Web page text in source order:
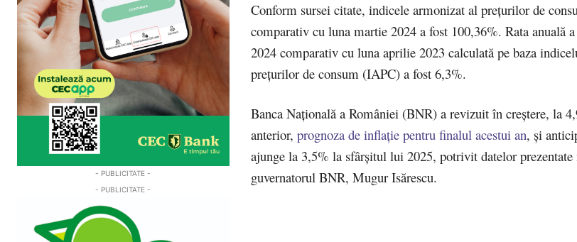
- PUBLICITATE -
- PUBLICITATE -
Conform sursei citate, indicele armonizat al preţurilor de
comparativ cu luna martie 2024 a fost 100,36%. Rata anuală
2024 comparativ cu luna aprilie 2023 calculată pe baza
preţurilor de consum (IAPC) a fost 6,3%.
Banca Naţională a României (BNR) a revizuit în creştere, la
anterior, prognoza de inflaţie pentru finalul acestui an, şi
ajunge la 3,5% la sfârşitul lui 2025, potrivit datelor
guvernatorul BNR, Mugur Isărescu.